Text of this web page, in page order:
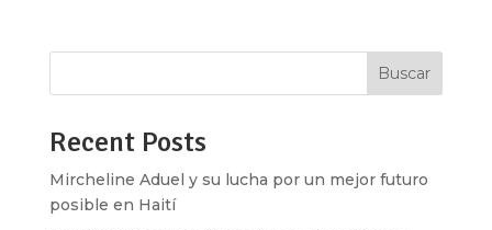
Buscar
Recent Posts
Mircheline Aduel y su lucha por un mejor futuro
posible en Haití